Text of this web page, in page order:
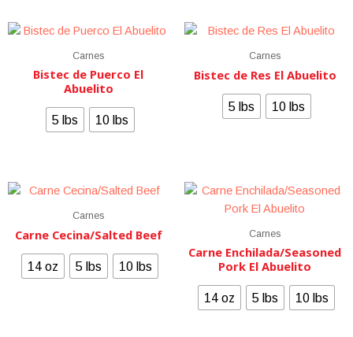
Carnes
Bistec de Puerco El
Abuelito
5 lbs 10 lbs
Carnes
Bistec de Res El Abuelito
5 lbs 10 lbs
Carnes
Carne Cecina/Salted Beef
14 oz 5 lbs 10 lbs
Carnes
Carne Enchilada/Seasoned
Pork El Abuelito
14 oz 5 lbs 10 lbs